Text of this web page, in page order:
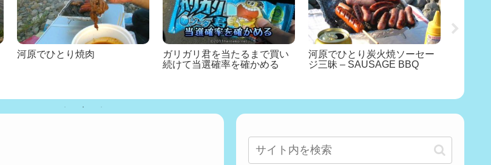
河原でひとり焼肉
ガリガリ君を当たるまで買い
続けて当選確率を確かめる
河原でひとり炭火焼ソーセー
ジ三昧 – SAUSAGE BBQ